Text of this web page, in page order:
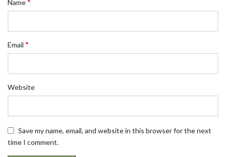
Name*
Email *
Website
Save my name, email, and website in this browser for the next
time I comment.